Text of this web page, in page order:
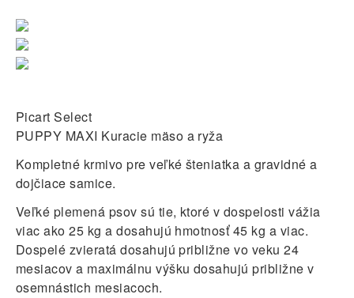
Picart Select
PUPPY MAXI Kuracie mäso a ryža
Kompletné krmivo pre veľké šteniatka a gravidné a
dojčiace samice.
Veľké plemená psov sú tie, ktoré v dospelosti vážia
viac ako 25 kg a dosahujú hmotnosť 45 kg a viac.
Dospelé zvieratá dosahujú približne vo veku 24
mesiacov a maximálnu výšku dosahujú približne v
osemnástich mesiacoch.